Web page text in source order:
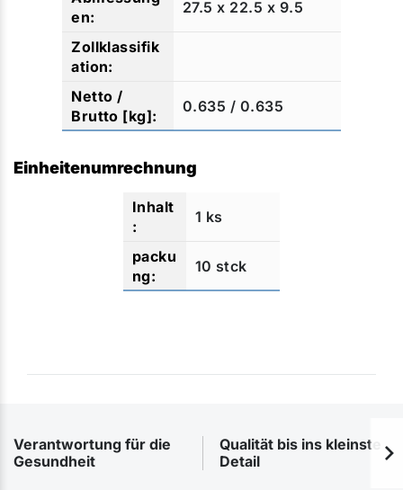
27.5 x 22.5 x 9.5
0.635 / 0.635
Einheitenumrechnung
1 ks
10 stck
Verantwortung für die
Gesundheit
Qualität bis ins kleinste
Detail